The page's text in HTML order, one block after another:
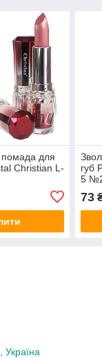
для
Christian L-
губ
5
73
Україна